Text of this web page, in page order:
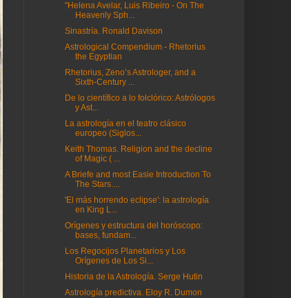
"Helena Avelar, Luis Ribeiro - On The
Heavenly Sph...
Sinastría. Ronald Davison
Astrological Compendium - Rhetorius
the Egyptian
Rhetorius, Zeno’s Astrologer, and a
Sixth-Century ...
De lo científico a lo folclórico: Astrólogos
y Ast...
La astrología en el teatro clásico
europeo (Siglos...
Keith Thomas. Religion and the decline
of Magic ( ...
A Briefe and most Easie Introduction To
The Stars....
'El más horrendo eclipse': la astrología
en King L...
Orígenes y estructura del horóscopo:
bases, fundam...
Los Regocijos Planetarios y Los
Orígenes de Los Si...
Historia de la Astrología. Serge Hutin
Astrología predictiva. Eloy R. Dumon